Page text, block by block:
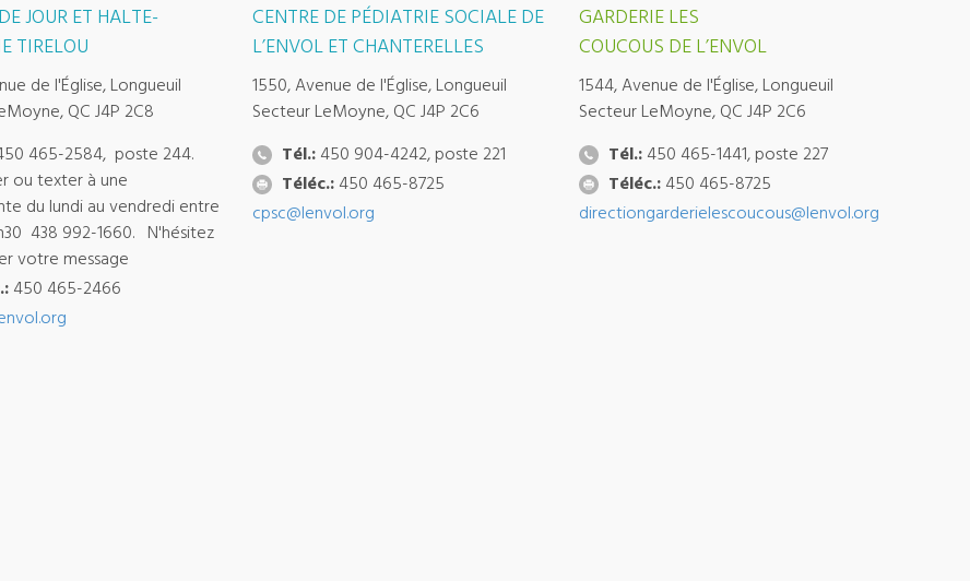
JOUR ET HALTE-
TIRELOU
de l'Église, Longueuil
QC J4P 2C8
465-2584, poste 244.
ou texter à une
du lundi au vendredi entre
438 992-1660. N'hésitez
votre message
450 465-2466
CENTRE DE PÉDIATRIE SOCIALE DE
L’ENVOL ET CHANTERELLES
1550, Avenue de l'Église, Longueuil
Secteur LeMoyne, QC J4P 2C6
Tél.: 450 904-4242, poste 221
Téléc.: 450 465-8725
cpsc@lenvol.org
GARDERIE LES
COUCOUS DE L’ENVOL
1544, Avenue de l'Église, Longueuil
Secteur LeMoyne, QC J4P 2C6
Tél.:450 465-1441, poste 227
Téléc.:450 465-8725
directiongarderielescoucous@lenvol.org